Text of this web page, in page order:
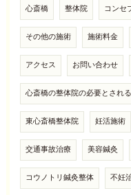
心斎橋 整体院 コンセ
その他の施術 施術料金
アクセス お問い合わせ
心斎橋の整体院の必要とされ
東心斎橋整体院 妊活施術
交通事故治療 美容鍼灸
コウノトリ鍼灸整体 不妊